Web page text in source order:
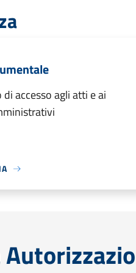
accesso agli atti e ai